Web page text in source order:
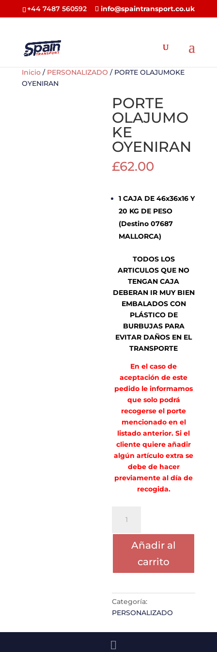
+44 7487 560592 info@spaintransport.co.uk
Inicio/ PERSONALIZADO / PORTE OLAJUMOKE
OYENIRAN
PORTE
OLAJUMO
KE
OYENIRAN
£62.00
1 CAJA DE 46x36x16 Y
20 KG DE PESO
(Destino 07687
MALLORCA)
TODOS LOS
ARTICULOS QUE NO
TENGAN CAJA
DEBERAN IR MUY BIEN
EMBALADOS CON
PLÁSTICO DE
BURBUJAS PARA
EVITAR DAÑOS EN EL
TRANSPORTE
En el caso de
aceptación de este
pedido le informamos
que solo podrá
recogerse el porte
mencionado en el
listado anterior. Si el
cliente quiere añadir
algún artículo extra se
debe de hacer
previamente al día de
recogida.
OLAJUMOKE
OYENIRAN
cantidadAñadir al
carrito
Categoría:
PERSONALIZADO